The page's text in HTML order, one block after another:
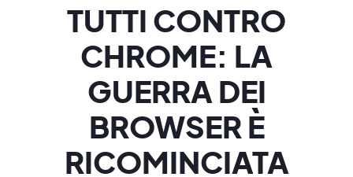
TUTTI CONTRO
CHROME: LA
GUERRA DEI
BROWSER È
RICOMINCIATA